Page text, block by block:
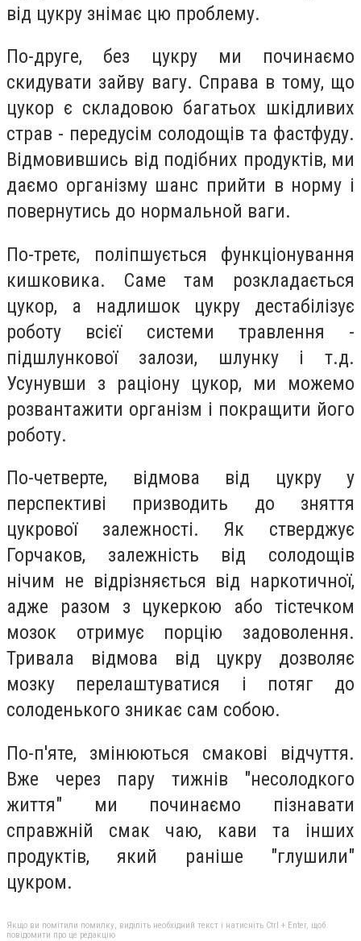
від цукру знімає цю проблему.
По-друге, без цукру ми починаємо
скидувати зайву вагу. Справа в тому, що
цукор є складовою багатьох шкідливих
страв - передусім солодощів та фастфуду.
Відмовившись від подібних продуктів, ми
даємо організму шанс прийти в норму і
повернутись до нормальной ваги.
По-третє, поліпшується функціонування
кишковика. Саме там розкладається
цукор, а надлишок цукру дестабілізує
роботу всієї системи травлення -
підшлункової залози, шлунку і т.д.
Усунувши з раціону цукор, ми можемо
розвантажити організм і покращити його
роботу.
По-четверте, відмова від цукру у
перспективі призводить до зняття
цукрової залежності. Як стверджує
Горчаков, залежність від солодощів
нічим не відрізняється від наркотичної,
адже разом з цукеркою або тістечком
мозок отримує порцію задоволення.
Тривала відмова від цукру дозволяє
мозку перелаштуватися і потяг до
солоденького зникає сам собою.
По-п'яте, змінюються смакові відчуття.
Вже через пару тижнів "несолодкого
життя" ми починаємо пізнавати
справжній смак чаю, кави та інших
продуктів, який раніше "глушили"
цукром.
Якщо ви помітили помилку, виділіть необхідний текст і натисніть Ctrl + Enter, щоб
повідомити про це редакцію